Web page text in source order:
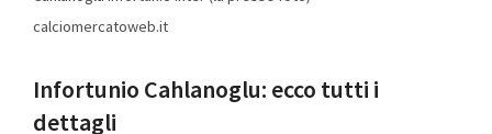
calciomercatoweb.it
Infortunio Cahlanoglu: ecco tutti i
dettagli